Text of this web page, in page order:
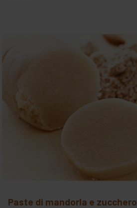
paste di mandorla e zucchero